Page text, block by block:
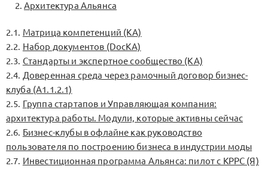
Архитектура Альянса
2.1. Матрица компетенций (KA)
2.2. Набор документов (DocKA)
2.3. Стандарты и экспертное сообщество (KA)
2.4. Доверенная среда через рамочный договор бизнес-
клуба (А1.1.2.1)
2.5. Группа стартапов и Управляющая компания:
архитектура работы. Модули, которые активны сейчас
2.6. Бизнес-клубы в офлайне как руководство
пользователя по построению бизнеса в индустрии моды
2.7. Инвестиционная программа Альянса: пилот с КРРС (Я)